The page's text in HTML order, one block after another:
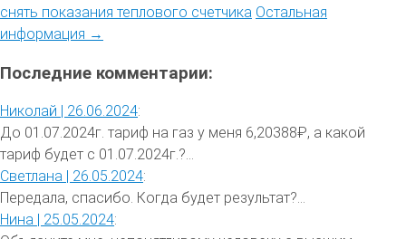
снять показания теплового счетчика Остальная
информация →
Последние комментарии:
Николай | 26.06.2024:
До 01.07.2024г. тариф на газ у меня 6,20388₽, а какой
тариф будет с 01.07.2024г.?...
Светлана | 26.05.2024:
Передала, спасибо. Когда будет результат?...
Нина | 25.05.2024: